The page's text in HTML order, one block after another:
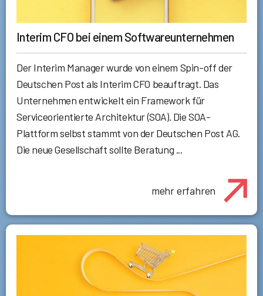
Interim CFO bei einem Softwareunternehmen
Der Interim Manager wurde von einem Spin-off der
Deutschen Post als Interim CFO beauftragt. Das
Unternehmen entwickelt ein Framework für
Serviceorientierte Architektur (SOA). Die SOA-
Plattform selbst stammt von der Deutschen Post AG.
Die neue Gesellschaft sollte Beratung ...
mehr erfahren